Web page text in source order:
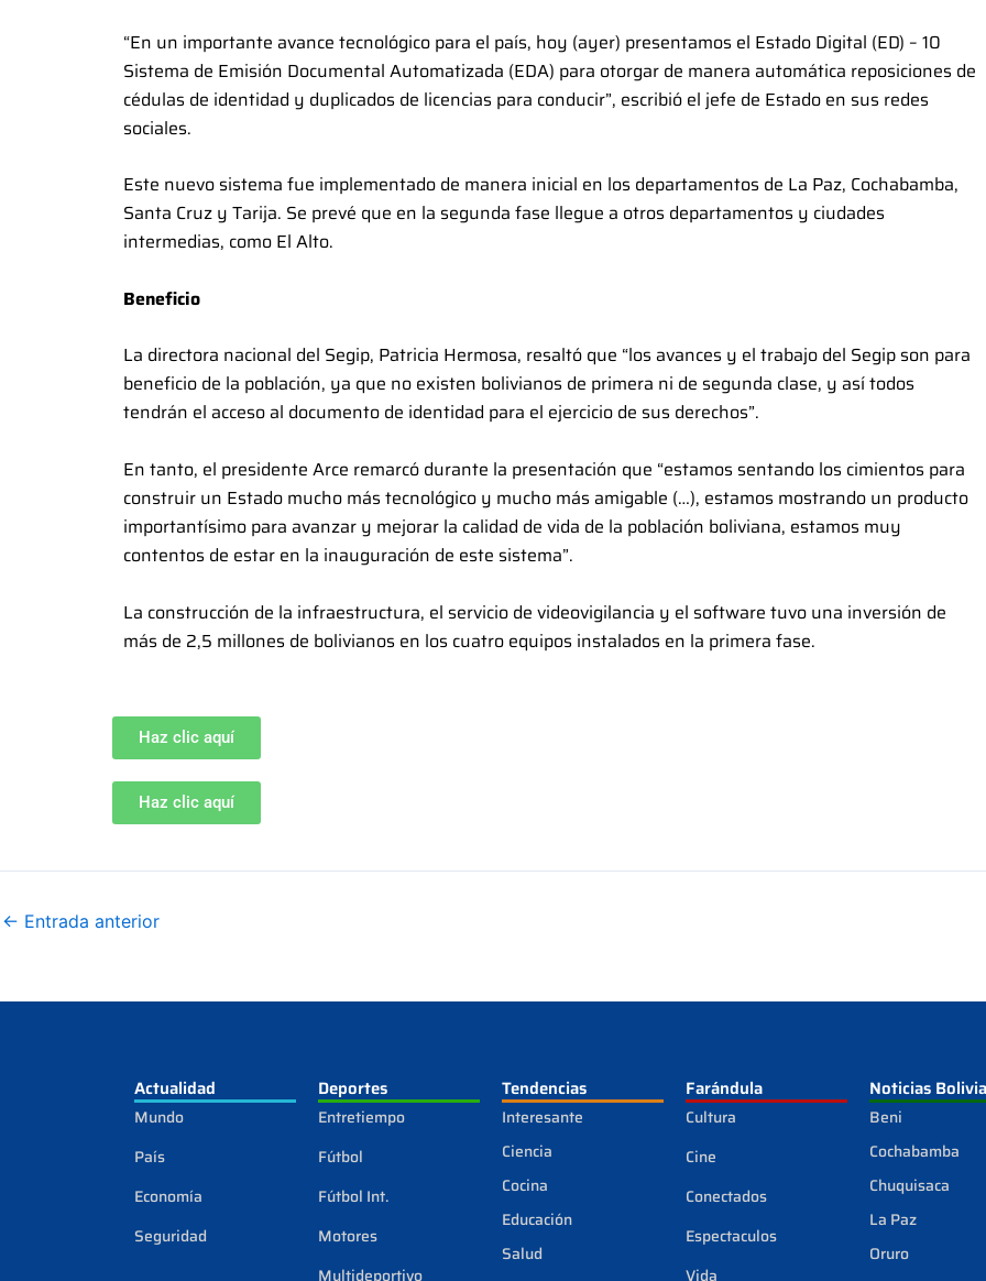
“En un importante avance tecnológico para el país, hoy (ayer) presentamos el Estado Digital (ED) – 10
Sistema de Emisión Documental Automatizada (EDA) para otorgar de manera automática reposiciones de
cédulas de identidad y duplicados de licencias para conducir”, escribió el jefe de Estado en sus redes
sociales.
Este nuevo sistema fue implementado de manera inicial en los departamentos de La Paz, Cochabamba,
Santa Cruz y Tarija. Se prevé que en la segunda fase llegue a otros departamentos y ciudades
intermedias, como El Alto.
Beneficio
La directora nacional del Segip, Patricia Hermosa, resaltó que “los avances y el trabajo del Segip son para
beneficio de la población, ya que no existen bolivianos de primera ni de segunda clase, y así todos
tendrán el acceso al documento de identidad para el ejercicio de sus derechos”.
En tanto, el presidente Arce remarcó durante la presentación que “estamos sentando los cimientos para
construir un Estado mucho más tecnológico y mucho más amigable (…), estamos mostrando un producto
importantísimo para avanzar y mejorar la calidad de vida de la población boliviana, estamos muy
contentos de estar en la inauguración de este sistema”.
La construcción de la infraestructura, el servicio de videovigilancia y el software tuvo una inversión de
más de 2,5 millones de bolivianos en los cuatro equipos instalados en la primera fase.
Haz clic aquí
Haz clic aquí
← Entrada anterior
Actualidad
Mundo
País
Economía
Seguridad
Deportes
Entretiempo
Fútbol
Fútbol Int.
Motores
Multideportivo
Tendencias
Interesante
Ciencia
Cocina
Educación
Salud
Farándula
Cultura
Cine
Conectados
Espectaculos
Vida
Noticias Bolivia
Beni
Cochabamba
Chuquisaca
La Paz
Oruro